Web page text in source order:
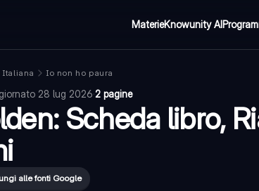
MaterieKnowunity AI
Io non ho paura
28 lug 2026·2 pagine
Scheda libro,
alle fonti Google